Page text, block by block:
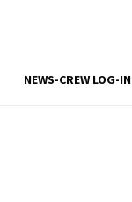
NEWS-CREW LOG-IN